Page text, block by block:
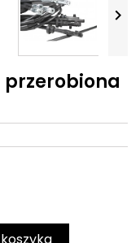


przerobiona